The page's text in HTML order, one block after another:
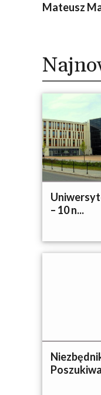
Mateusz
– 10 n...